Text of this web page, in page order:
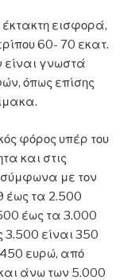
εισφορά,
60- 70 εκατ.
είναι γνωστά
όπως επίσης
φόρος υπέρ του
και στις
σύμφωνα με τον
έως τα 2.500
έως τα 3.000
3.500 είναι 350
ευρώ, από
άνω των 5.000